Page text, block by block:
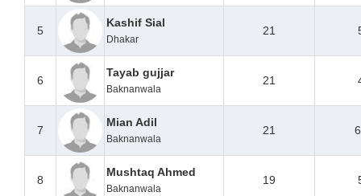
5
Kashif Sial
Dhakar
21
6
Tayab gujjar
Baknanwala
21
7
Mian Adil
Baknanwala
21
8
Mushtaq Ahmed
Baknanwala
19